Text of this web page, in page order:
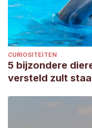
CURIOSITEITEN
5 bijzondere
versteld zult